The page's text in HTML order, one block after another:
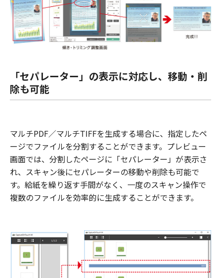
「セパレーター」の表示に対応し、移動・削
除も可能
マルチPDF／マルチTIFFを生成する場合に、指定したペ
ージでファイルを分割することができます。プレビュー
画面では、分割したページに「セパレーター」が表示さ
れ、スキャン後にセパレーターの移動や削除も可能で
す。給紙を繰り返す手間がなく、一度のスキャン操作で
複数のファイルを効率的に生成することができます。